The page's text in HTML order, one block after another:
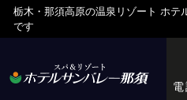
栃木・那須高原の温泉リゾート ホテ
です